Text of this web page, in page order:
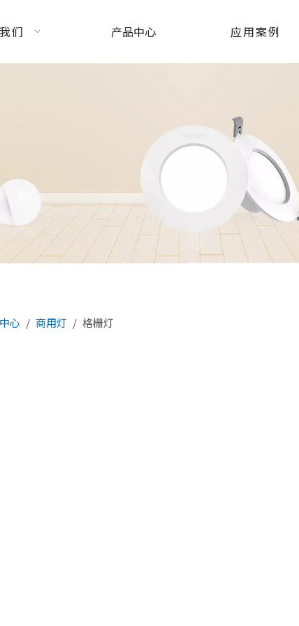
们 产品中心 应用案例
心 / 商用灯 / 格栅灯